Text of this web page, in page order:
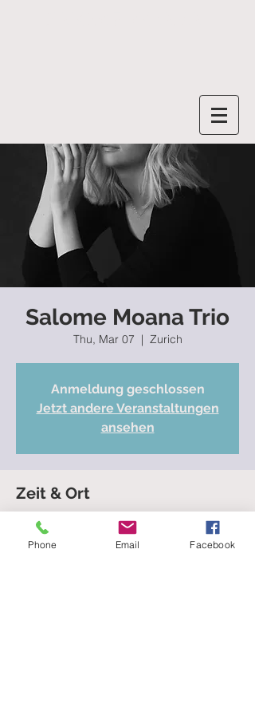
Salome Moana Trio
Thu, Mar 07
  |
Zurich
Anmeldung geschlossen
Jetzt andere Veranstaltungen
ansehen
Zeit & Ort
Mar 07, 2024, 8:00 PM
Zurich, Fröhlichstrasse 23, 8008 Zurich,
Switzerland
Phone Email Facebook